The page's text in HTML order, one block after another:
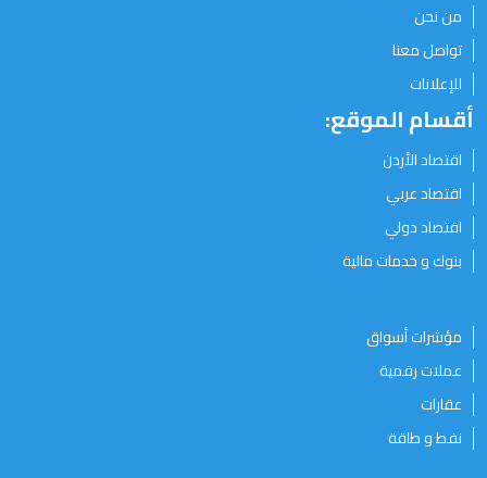
من نحن
تواصل معنا
للإعلانات
أقسام الموقع:
اقتصاد الأردن
اقتصاد عربي
اقتصاد دولي
بنوك و خدمات مالية
مؤشرات أسواق
عملات رقمية
عقارات
نفط و طاقة